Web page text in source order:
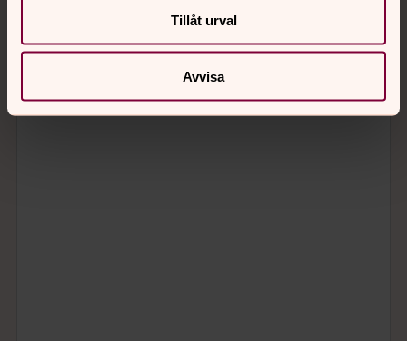
Tillåt urval
Avvisa